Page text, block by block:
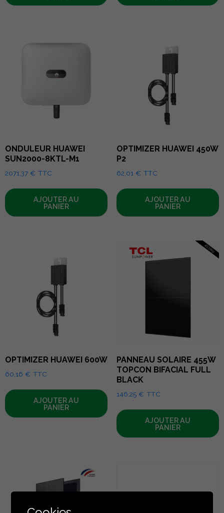
ONDULEUR HUAWEI
SUN2000-8KTL-M1
2071,37 € TTC
AJOUTER AU
PANIER
OPTIMIZER HUAWEI 450W
P2
62,01 € TTC
AJOUTER AU
PANIER
OPTIMIZER HUAWEI 600W
60,16 € TTC
AJOUTER AU
PANIER
PANNEAU SOLAIRE 455W
TOPCON BIFACIAL FULL
BLACK
146,25 € TTC
AJOUTER AU
PANIER